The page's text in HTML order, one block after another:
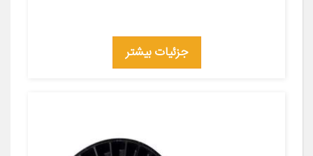
جزئیات بیشتر